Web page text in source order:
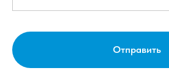
Отправить